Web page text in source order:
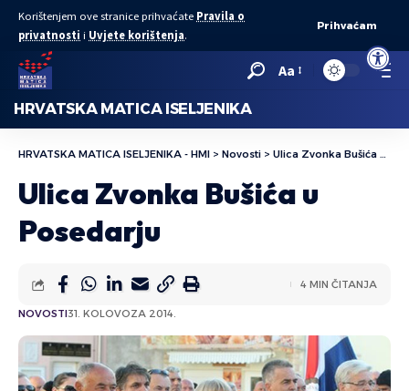
Open
Korištenjem ove stranice prihvaćate Pravila o
privatnosti i Uvjete korištenja.
Prihvaćam
Aa
HRVATSKA MATICA ISELJENIKA
HRVATSKA MATICA ISELJENIKA - HMI > Novosti > Ulica Zvonka Bušića u Posedarju
Ulica Zvonka Bušića u
Posedarju
NOVOSTI31. KOLOVOZA 2014.
4 MIN ČITANJA